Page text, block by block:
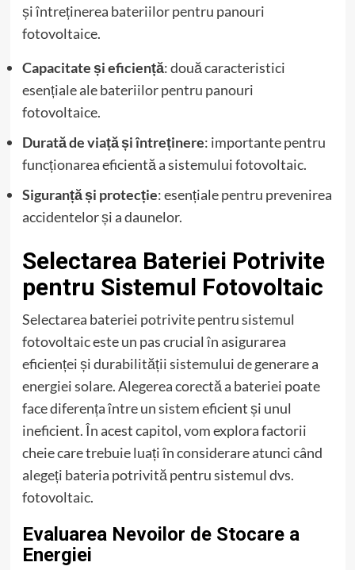
și întreținerea bateriilor pentru panouri
fotovoltaice.
Capacitate și eficiență: două caracteristici
esențiale ale bateriilor pentru panouri
fotovoltaice.
Durată de viață și întreținere: importante pentru
funcționarea eficientă a sistemului fotovoltaic.
Siguranță și protecție: esențiale pentru prevenirea
accidentelor și a daunelor.
Selectarea Bateriei Potrivite
pentru Sistemul Fotovoltaic
Selectarea bateriei potrivite pentru sistemul
fotovoltaic este un pas crucial în asigurarea
eficienței și durabilității sistemului de generare a
energiei solare. Alegerea corectă a bateriei poate
face diferența între un sistem eficient și unul
ineficient. În acest capitol, vom explora factorii
cheie care trebuie luați în considerare atunci când
alegeți bateria potrivită pentru sistemul dvs.
fotovoltaic.
Evaluarea Nevoilor de Stocare a
Energiei